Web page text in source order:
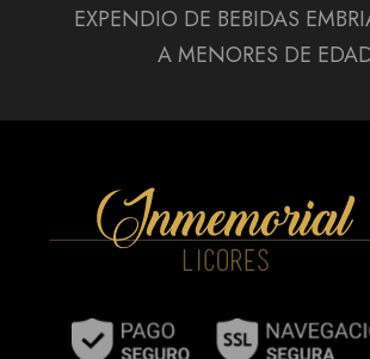
EXPENDIO DE BEBIDAS
A MENORES DE